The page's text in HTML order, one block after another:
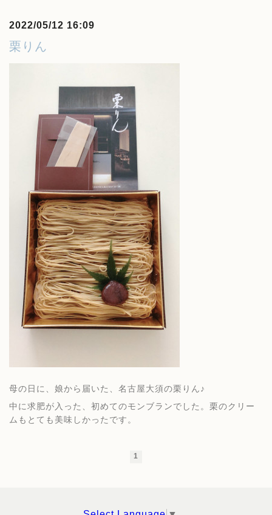
2022/05/12 16:09
栗りん
母の日に、娘から届いた、名古屋大須の栗りん♪
中に求肥が入った、初めてのモンブランでした。栗のクリー
ムもとても美味しかったです。
1